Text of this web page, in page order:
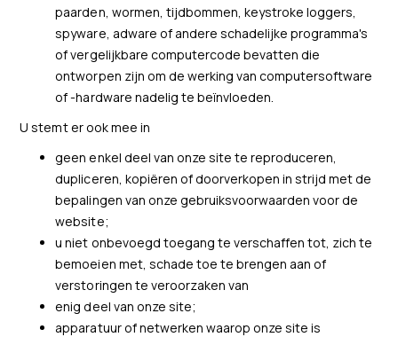
paarden, wormen, tijdbommen, keystroke loggers,
spyware, adware of andere schadelijke programma's
of vergelijkbare computercode bevatten die
ontworpen zijn om de werking van computersoftware
of -hardware nadelig te beïnvloeden.
U stemt er ook mee in
geen enkel deel van onze site te reproduceren,
dupliceren, kopiëren of doorverkopen in strijd met de
bepalingen van onze gebruiksvoorwaarden voor de
website;
u niet onbevoegd toegang te verschaffen tot, zich te
bemoeien met, schade toe te brengen aan of
verstoringen te veroorzaken van
enig deel van onze site;
apparatuur of netwerken waarop onze site is